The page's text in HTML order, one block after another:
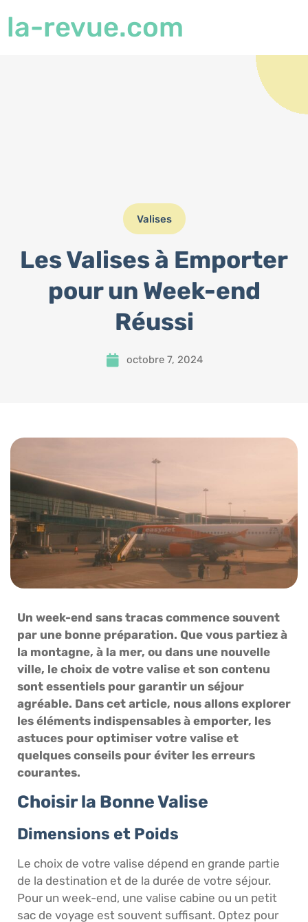
la-revue.com
Valises
Les Valises à Emporter
pour un Week-end
Réussi
octobre 7, 2024
Un week-end sans tracas commence souvent
par une bonne préparation. Que vous partiez à
la montagne, à la mer, ou dans une nouvelle
ville, le choix de votre valise et son contenu
sont essentiels pour garantir un séjour
agréable. Dans cet article, nous allons explorer
les éléments indispensables à emporter, les
astuces pour optimiser votre valise et
quelques conseils pour éviter les erreurs
courantes.
Choisir la Bonne Valise
Dimensions et Poids
Le choix de votre valise dépend en grande partie
de la destination et de la durée de votre séjour.
Pour un week-end, une valise cabine ou un petit
sac de voyage est souvent suffisant. Optez pour